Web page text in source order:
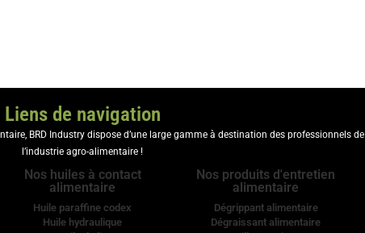
Liens de navigation
BRD Industry dispose d’une large gamme à destination des professionnels de
l’industrie agro-alimentaire !
Nos huiles à contact
alimentaire
Huile paraffine codex
Huile hydraulique
Nos produits d'entretien
alimentaire
Dégrippant alimentaire
Dégraissant alimentaire